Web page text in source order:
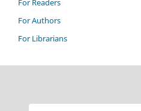
For Readers
For Authors
For Librarians